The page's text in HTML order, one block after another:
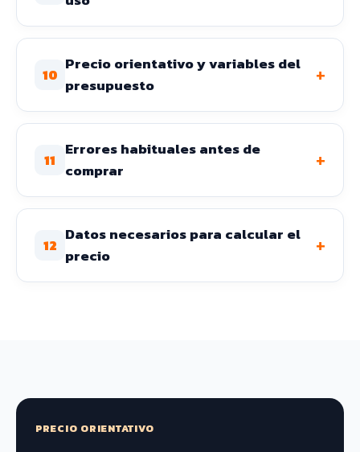
10
Precio orientativo y variables del
presupuesto
+
11
Errores habituales antes de
comprar
+
12
Datos necesarios para calcular el
precio
+
PRECIO ORIENTATIVO